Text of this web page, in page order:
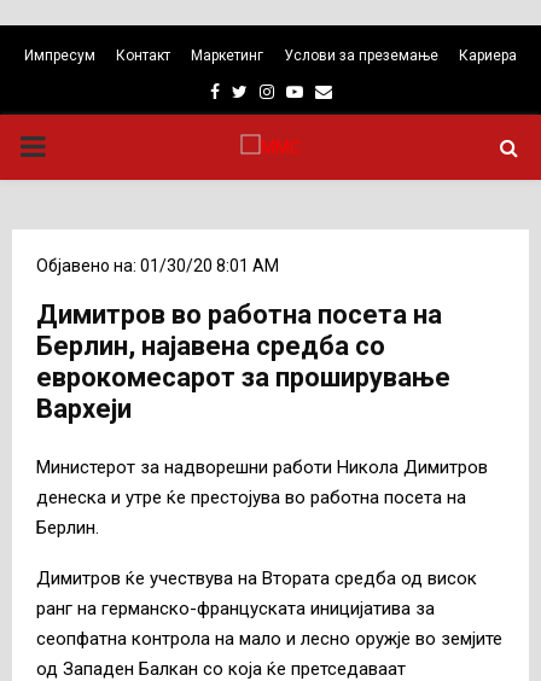
Импресум Контакт Маркетинг Услови за преземање Кариера
Facebook
TwitterInstagram
Youtube
Email
PRIMARY
Објавено на: 01/30/20 8:01 AM
Димитров во работна посета на
Берлин, најавена средба со
еврокомесарот за проширување
Вархеји
Министерот за надворешни работи Никола Димитров
денеска и утре ќе престојува во работна посета на
Берлин.
Димитров ќе учествува на Втората средба од висок
ранг на германско-француската иницијатива за
сеопфатна контрола на мало и лесно оружје во земјите
од Западен Балкан со која ќе претседаваат